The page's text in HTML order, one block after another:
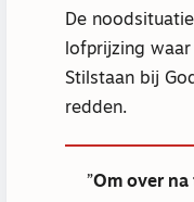
De
lofprijzing
Stilstaan bij
redden.
Om over na